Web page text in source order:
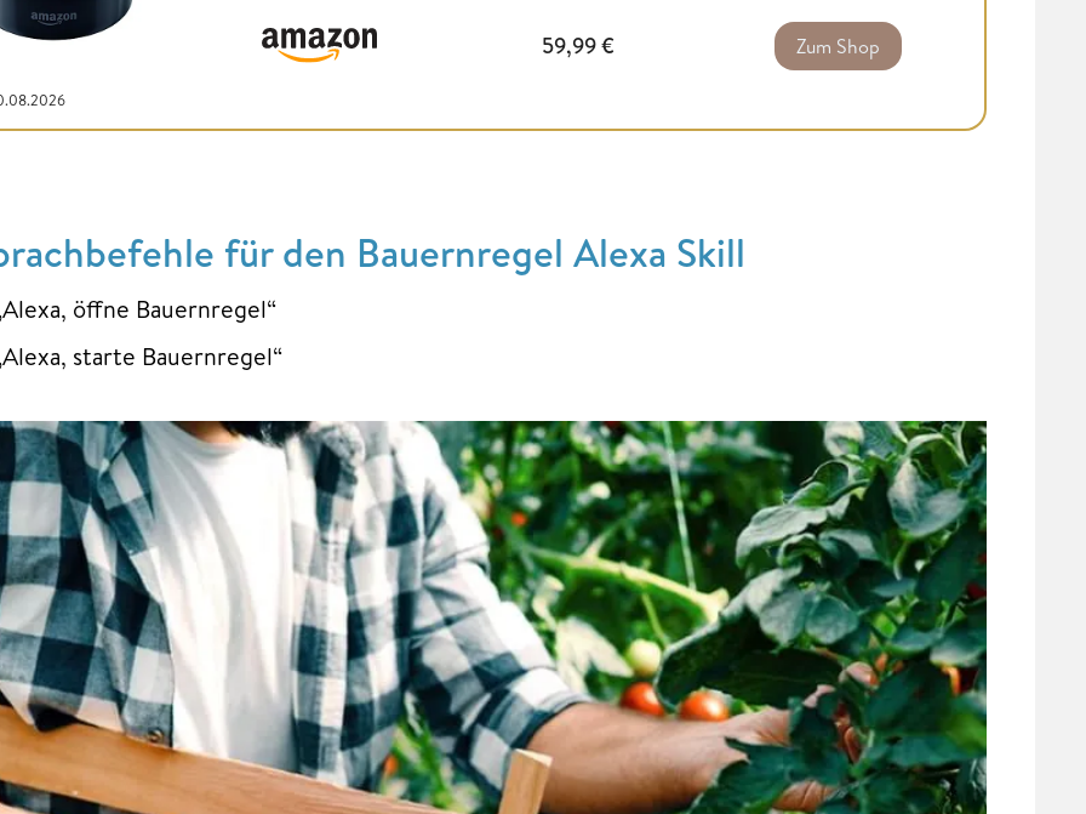
59,99€ Zum Shop
für den Bauernregel Alexa Skill
öffne Bauernregel“
starte Bauernregel“